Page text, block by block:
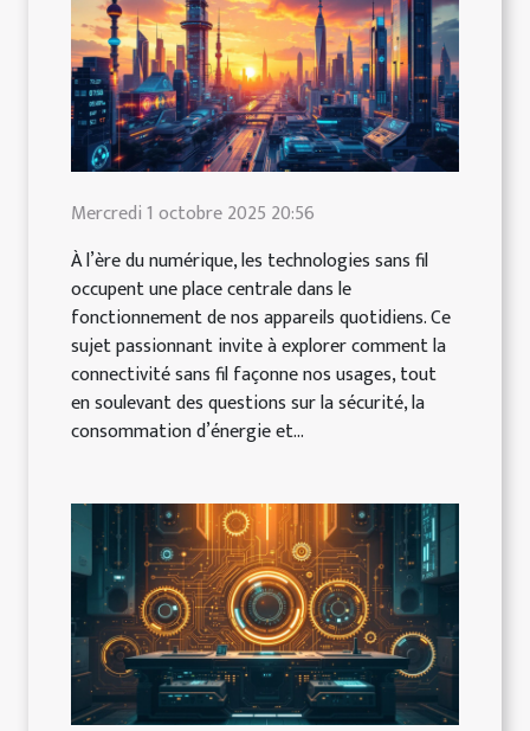
Mercredi 1 octobre 2025 20:56
À l’ère du numérique, les technologies sans fil
occupent une place centrale dans le
fonctionnement de nos appareils quotidiens. Ce
sujet passionnant invite à explorer comment la
connectivité sans fil façonne nos usages, tout
en soulevant des questions sur la sécurité, la
consommation d’énergie et...